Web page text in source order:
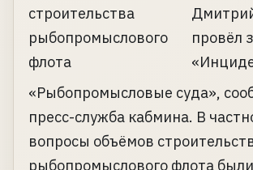
провёл
«Рыбопромысловые суда»,
пресс-служба кабмина. В
вопросы объёмов
рыбопромыслового флота были